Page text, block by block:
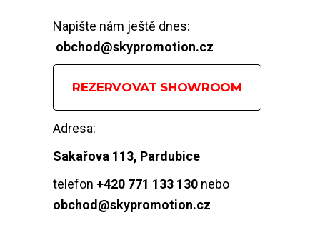
Napište nám ještě dnes:
obchod@skypromotion.cz
REZERVOVAT SHOWROOM
Adresa:
Sakařova 113, Pardubice
telefon +420 771 133 130 nebo
obchod@skypromotion.cz